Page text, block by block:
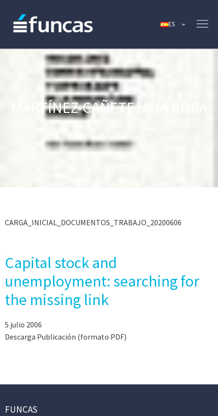
MARTÍNEZ-CAÑETE, ANA ROSA
Home
CARGA_INICIAL_DOCUMENTOS_TRABAJO_20200606
Capital stock and
unemployment: searching for
the missing link
5 julio 2006
Descarga Publicación (formato PDF)
FUNCAS